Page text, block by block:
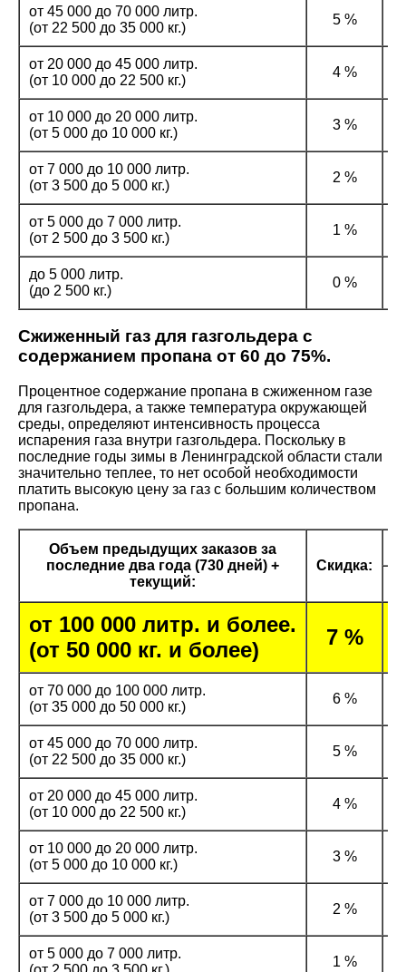
от 45 000 до 70 000 литр.
(от 22 500 до 35 000 кг.)
5 %
от 20 000 до 45 000 литр.
(от 10 000 до 22 500 кг.)
4 %
от 10 000 до 20 000 литр.
(от 5 000 до 10 000 кг.)
3 %
от 7 000 до 10 000 литр.
(от 3 500 до 5 000 кг.)
2 %
от 5 000 до 7 000 литр.
(от 2 500 до 3 500 кг.)
1 %
до 5 000 литр.
(до 2 500 кг.)
0 %
Сжиженный газ для газгольдера с
содержанием пропана от 60 до 75%.
Процентное содержание пропана в сжиженном газе
для газгольдера, а также температура окружающей
среды, определяют интенсивность процесса
испарения газа внутри газгольдера. Поскольку в
последние годы зимы в Ленинградской области стали
значительно теплее, то нет особой необходимости
платить высокую цену за газ с большим количеством
пропана.
Объем предыдущих заказов за
последние два года (730 дней) +
текущий:
Скидка:
от 100 000 литр. и более.
(от 50 000 кг. и более)
7 %
от 70 000 до 100 000 литр.
(от 35 000 до 50 000 кг.)
6 %
от 45 000 до 70 000 литр.
(от 22 500 до 35 000 кг.)
5 %
от 20 000 до 45 000 литр.
(от 10 000 до 22 500 кг.)
4 %
от 10 000 до 20 000 литр.
(от 5 000 до 10 000 кг.)
3 %
от 7 000 до 10 000 литр.
(от 3 500 до 5 000 кг.)
2 %
от 5 000 до 7 000 литр.
1 %